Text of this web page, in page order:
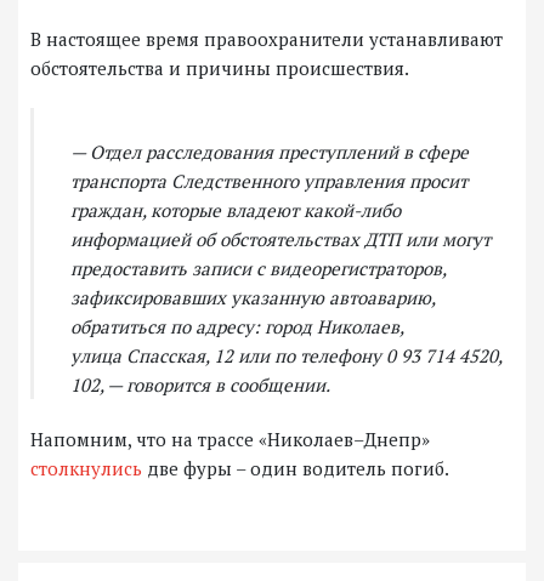
В настоящее время правоохранители устанавливают
обстоятельства и причины происшествия.
— Отдел расследования преступлений в сфере
транспорта Следственного управления просит
граждан, которые владеют какой-либо
информацией об обстоятельствах ДТП или могут
предоставить записи с видеорегистраторов,
зафиксировавших указанную автоаварию,
обратиться по адресу: город Николаев,
улица Спасская, 12 или по телефону 0 93 714 4520,
102, — говорится в сообщении.
Напомним, что на трассе «Николаев–Днепр»
столкнулись две фуры – один водитель погиб.